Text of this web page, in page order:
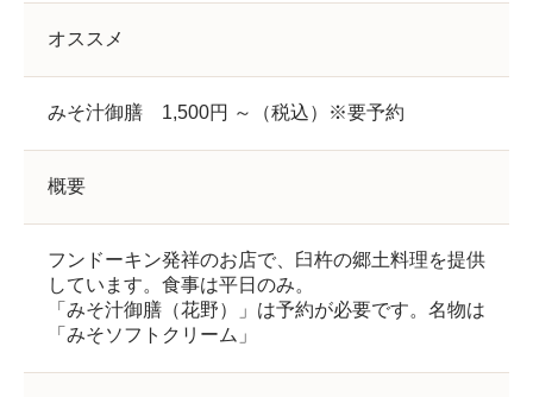
オススメ
みそ汁御膳 1,500円 ～（税込）※要予約
概要
フンドーキン発祥のお店で、臼杵の郷土料理を提供
しています。食事は平日のみ。
「みそ汁御膳（花野）」は予約が必要です。名物は
「みそソフトクリーム」